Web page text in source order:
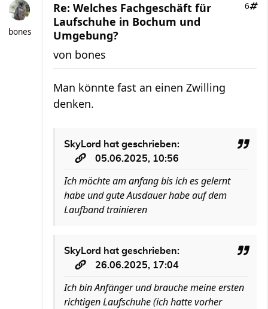
bones
Re: Welches Fachgeschäft für
Laufschuhe in Bochum und
Umgebung?
6
von bones
Man könnte fast an einen Zwilling
denken.
SkyLord
hat geschrieben:
05.06.2025, 10:56
Ich möchte am anfang bis ich es gelernt
habe und gute Ausdauer habe auf dem
Laufband trainieren
SkyLord
hat geschrieben:
26.06.2025, 17:04
Ich bin Anfänger und brauche meine ersten
richtigen Laufschuhe (ich hatte vorher